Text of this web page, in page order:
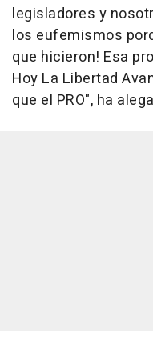
legisladores y
los eufemismos
que hicieron! Esa
Hoy La Libertad
que el PRO", ha